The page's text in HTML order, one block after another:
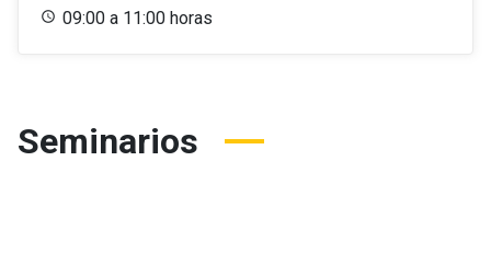
09:00 a 11:00 horas
Seminarios